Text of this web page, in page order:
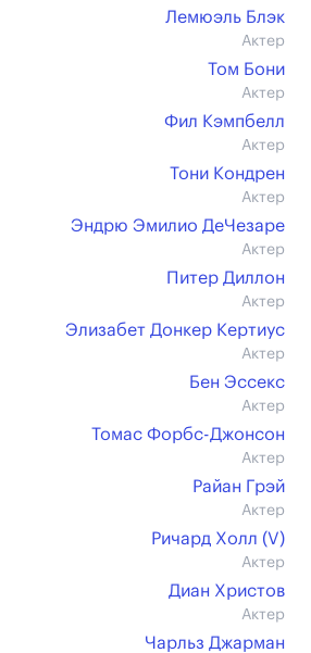
Лемюэль Блэк
Актер
Том Бони
Актер
Фил Кэмпбелл
Актер
Тони Кондрен
Актер
Эндрю Эмилио ДеЧезаре
Актер
Питер Диллон
Актер
Элизабет Донкер Кертиус
Актер
Бен Эссекс
Актер
Томас Форбс-Джонсон
Актер
Райан Грэй
Актер
Ричард Холл (V)
Актер
Диан Христов
Актер
Чарльз Джарман